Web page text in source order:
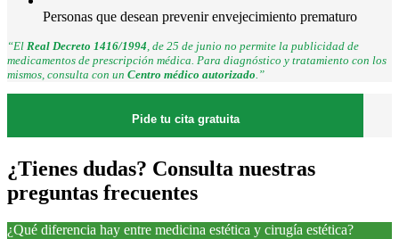
Personas que desean prevenir envejecimiento prematuro
“El Real Decreto 1416/1994 , de 25 de junio no permite la publicidad de
medicamentos de prescripción médica. Para diagnóstico y tratamiento con los
mismos, consulta con un Centro médico autorizado .”
Pide tu cita gratuita
¿Tienes dudas? Consulta nuestras
preguntas frecuentes
¿Qué diferencia hay entre medicina estética y cirugía estética?